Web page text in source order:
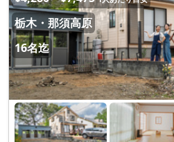
栃木・那須高原
16名迄